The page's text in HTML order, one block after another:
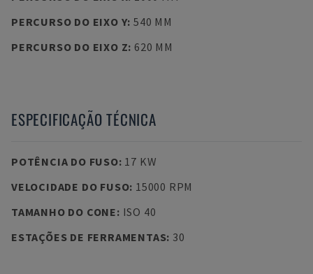
PERCURSO DO EIXO Y: 540 MM
PERCURSO DO EIXO Z: 620 MM
ESPECIFICAÇÃO TÉCNICA
POTÊNCIA DO FUSO: 17 KW
VELOCIDADE DO FUSO: 15000 RPM
TAMANHO DO CONE: ISO 40
ESTAÇÕES DE FERRAMENTAS: 30